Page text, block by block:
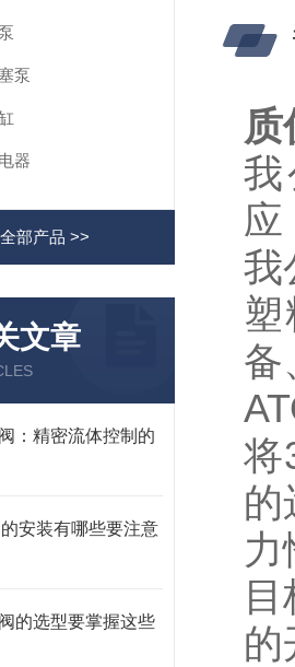
泵
器
部产品 >>
文章
：精密流体控制的
安装有哪些要注意
的选型要掌握这些
我
应
我
备
将
的
的